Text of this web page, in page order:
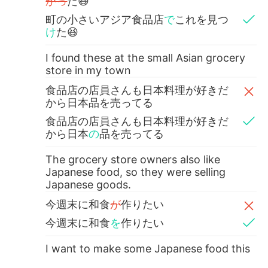
町の小さいアジア食品店でこれを見つ
けた😆
I found these at the small Asian grocery
store in my town
食品店の店員さんも日本料理が好きだ
から日本品を売ってる
食品店の店員さんも日本料理が好きだ
から日本の品を売ってる
The grocery store owners also like
Japanese food, so they were selling
Japanese goods.
今週末に和食が作りたい
今週末に和食を作りたい
I want to make some Japanese food this